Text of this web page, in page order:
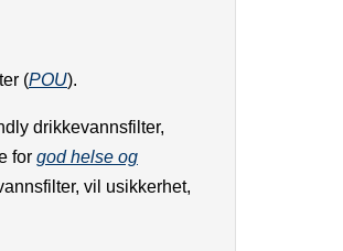
(POU).
drikkevannsfilter,
for god helse og
vil usikkerhet,